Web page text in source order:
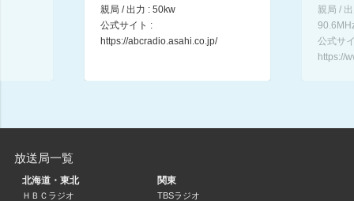
○○先生と大村先生の相続・不動産ラジオ
11:30 ～ 11:45
ロッキー佐々木のモノ言うラジオ
佐々木喜一
11:45 ～ 12:00
親局 / 出力 : 50kw
公式サイト :
https://abcradio.asahi.co.jp/
親局 /
公式サ
https://
放送局一覧
北海道・東北
ＨＢＣラジオ
関東
TBSラジオ